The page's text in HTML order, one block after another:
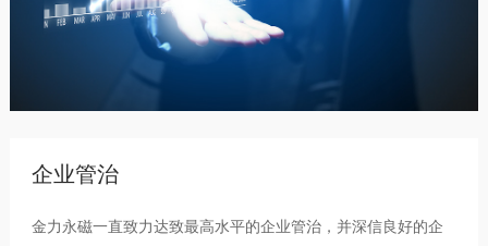
企业管治
金力永磁一直致力达致最高水平的企业管治，并深信良好的企